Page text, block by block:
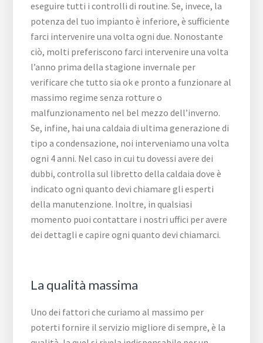
eseguire tutti i controlli di routine. Se, invece, la
potenza del tuo impianto è inferiore, è sufficiente
farci intervenire una volta ogni due. Nonostante
ciò, molti preferiscono farci intervenire una volta
l’anno prima della stagione invernale per
verificare che tutto sia ok e pronto a funzionare al
massimo regime senza rotture o
malfunzionamento nel bel mezzo dell’inverno.
Se, infine, hai una caldaia di ultima generazione di
tipo a condensazione, noi interveniamo una volta
ogni 4 anni. Nel caso in cui tu dovessi avere dei
dubbi, controlla sul libretto della caldaia dove è
indicato ogni quanto devi chiamare gli esperti
della manutenzione. Inoltre, in qualsiasi
momento puoi contattare i nostri uffici per avere
dei dettagli e capire ogni quanto devi chiamarci.
La qualità massima
Uno dei fattori che curiamo al massimo per
poterti fornire il servizio migliore di sempre, è la